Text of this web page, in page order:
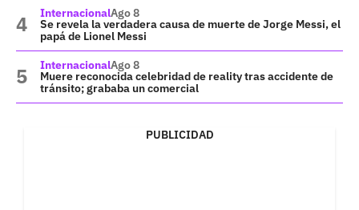
InternacionalAgo 8
Se revela la verdadera causa de muerte de Jorge Messi, el
papá de Lionel Messi
InternacionalAgo 8
Muere reconocida celebridad de reality tras accidente de
tránsito; grababa un comercial
PUBLICIDAD